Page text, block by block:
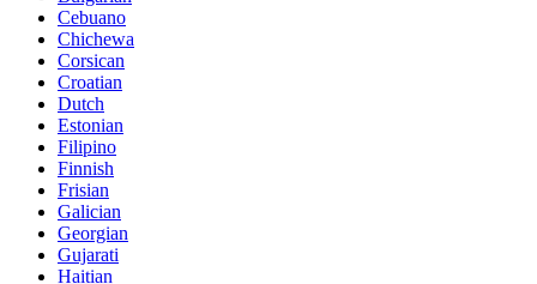
Cebuano
Chichewa
Corsican
Croatian
Dutch
Estonian
Filipino
Finnish
Frisian
Galician
Georgian
Gujarati
Haitian